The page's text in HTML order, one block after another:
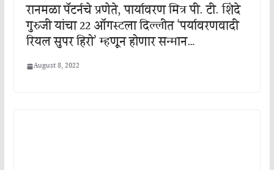
रानमळा पॅटर्नचे प्रणेते, पार्यावरण मित्र पी. टी. शिंदे
गुरुजी यांचा 22 ऑगस्टला दिल्लीत ‘पर्यावरणवादी
रियल सुपर हिरो’ म्हणून होणार सन्मान…
August 8, 2022